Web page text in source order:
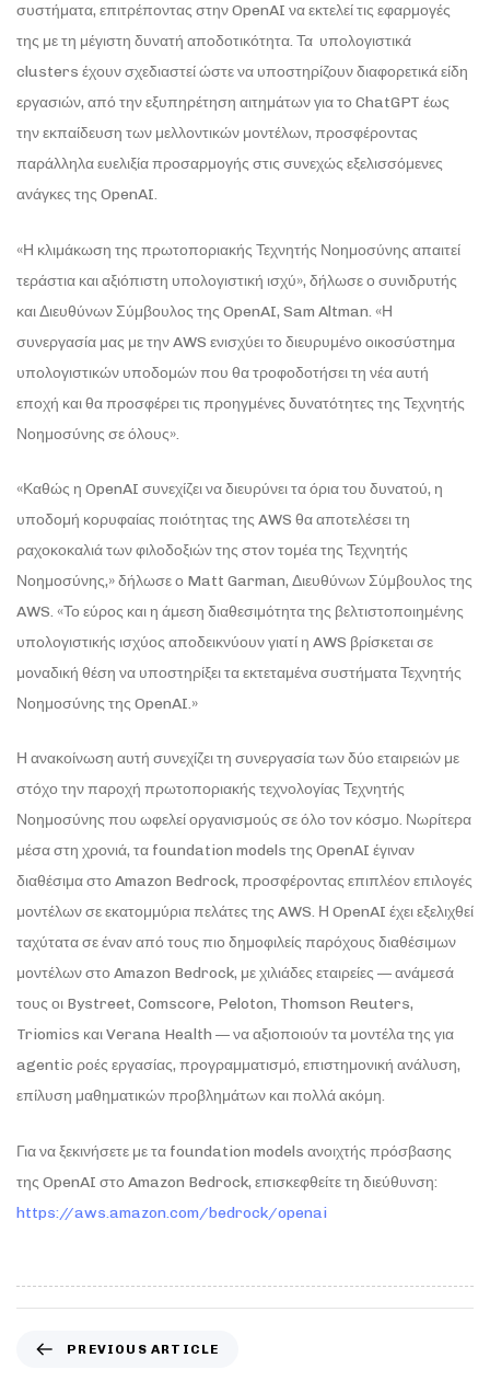
συστήματα, επιτρέποντας στην OpenAI να εκτελεί τις εφαρμογές
της με τη μέγιστη δυνατή αποδοτικότητα. Τα υπολογιστικά
clusters έχουν σχεδιαστεί ώστε να υποστηρίζουν διαφορετικά είδη
εργασιών, από την εξυπηρέτηση αιτημάτων για το ChatGPT έως
την εκπαίδευση των μελλοντικών μοντέλων, προσφέροντας
παράλληλα ευελιξία προσαρμογής στις συνεχώς εξελισσόμενες
ανάγκες της OpenAI.
«Η κλιμάκωση της πρωτοποριακής Τεχνητής Νοημοσύνης απαιτεί
τεράστια και αξιόπιστη υπολογιστική ισχύ», δήλωσε ο συνιδρυτής
και Διευθύνων Σύμβουλος της OpenAI, Sam Altman. «Η
συνεργασία μας με την AWS ενισχύει το διευρυμένο οικοσύστημα
υπολογιστικών υποδομών που θα τροφοδοτήσει τη νέα αυτή
εποχή και θα προσφέρει τις προηγμένες δυνατότητες της Τεχνητής
Νοημοσύνης σε όλους».
«Καθώς η OpenAI συνεχίζει να διευρύνει τα όρια του δυνατού, η
υποδομή κορυφαίας ποιότητας της AWS θα αποτελέσει τη
ραχοκοκαλιά των φιλοδοξιών της στον τομέα της Τεχνητής
Νοημοσύνης,» δήλωσε ο Matt Garman, Διευθύνων Σύμβουλος της
AWS. «Το εύρος και η άμεση διαθεσιμότητα της βελτιστοποιημένης
υπολογιστικής ισχύος αποδεικνύουν γιατί η AWS βρίσκεται σε
μοναδική θέση να υποστηρίξει τα εκτεταμένα συστήματα Τεχνητής
Νοημοσύνης της OpenAI.»
Η ανακοίνωση αυτή συνεχίζει τη συνεργασία των δύο εταιρειών με
στόχο την παροχή πρωτοποριακής τεχνολογίας Τεχνητής
Νοημοσύνης που ωφελεί οργανισμούς σε όλο τον κόσμο. Νωρίτερα
μέσα στη χρονιά, τα foundation models της OpenAI έγιναν
διαθέσιμα στο Amazon Bedrock, προσφέροντας επιπλέον επιλογές
μοντέλων σε εκατομμύρια πελάτες της AWS. Η OpenAI έχει εξελιχθεί
ταχύτατα σε έναν από τους πιο δημοφιλείς παρόχους διαθέσιμων
μοντέλων στο Amazon Bedrock, με χιλιάδες εταιρείες — ανάμεσά
τους οι Bystreet, Comscore, Peloton, Thomson Reuters,
Triomics και Verana Health — να αξιοποιούν τα μοντέλα της για
agentic ροές εργασίας, προγραμματισμό, επιστημονική ανάλυση,
επίλυση μαθηματικών προβλημάτων και πολλά ακόμη.
Για να ξεκινήσετε με τα foundation models ανοιχτής πρόσβασης
της OpenAI στο Amazon Bedrock, επισκεφθείτε τη διεύθυνση:
https://aws.amazon.com/bedrock/openai
PREVIOUS ARTICLE